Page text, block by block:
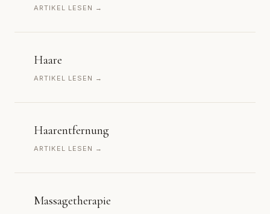
ARTIKEL LESEN →
Haare
ARTIKEL LESEN →
Haarentfernung
ARTIKEL LESEN →
Massagetherapie